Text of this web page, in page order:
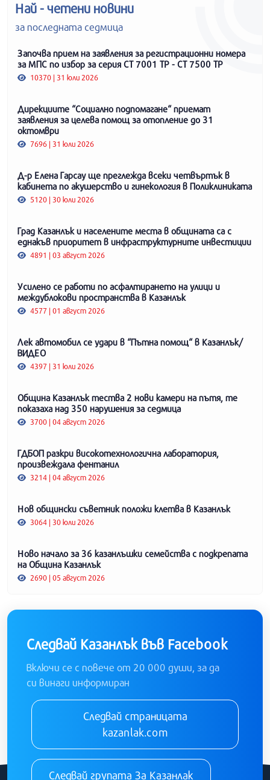
Най - четени новини
за последната седмица
Започва прием на заявления за регистрационни номера
за МПС по избор за серия СТ 7001 ТР - СТ 7500 ТР
10370 | 31 юли 2026
Дирекциите “Социално подпомагане“ приемат
заявления за целева помощ за отопление до 31
октомври
7696 | 31 юли 2026
Д-р Елена Гарсау ще преглежда всеки четвъртък в
кабинета по акушерство и гинекология в Поликлиниката
5120 | 30 юли 2026
Град Казанлък и населените места в общината са с
еднакъв приоритет в инфраструктурните инвестиции
4891 | 03 август 2026
Усилено се работи по асфалтирането на улици и
междублокови пространства в Казанлък
4577 | 01 август 2026
Лек автомобил се удари в “Пътна помощ“ в Казанлък/
ВИДЕО
4397 | 31 юли 2026
Община Казанлък тества 2 нови камери на пътя, те
показаха над 350 нарушения за седмица
3700 | 04 август 2026
ГДБОП разкри високотехнологична лаборатория,
произвеждала фентанил
3214 | 04 август 2026
Нов общински съветник положи клетва в Казанлък
3064 | 30 юли 2026
Ново начало за 36 казанлъшки семейства с подкрепата
на Община Казанлък
2690 | 05 август 2026
Следвай Казанлък във Facebook
Включи се с повече от 20 000 души, за да
си винаги информиран
Следвай страницата
kazanlak.com
Следвай групата За Казанлак